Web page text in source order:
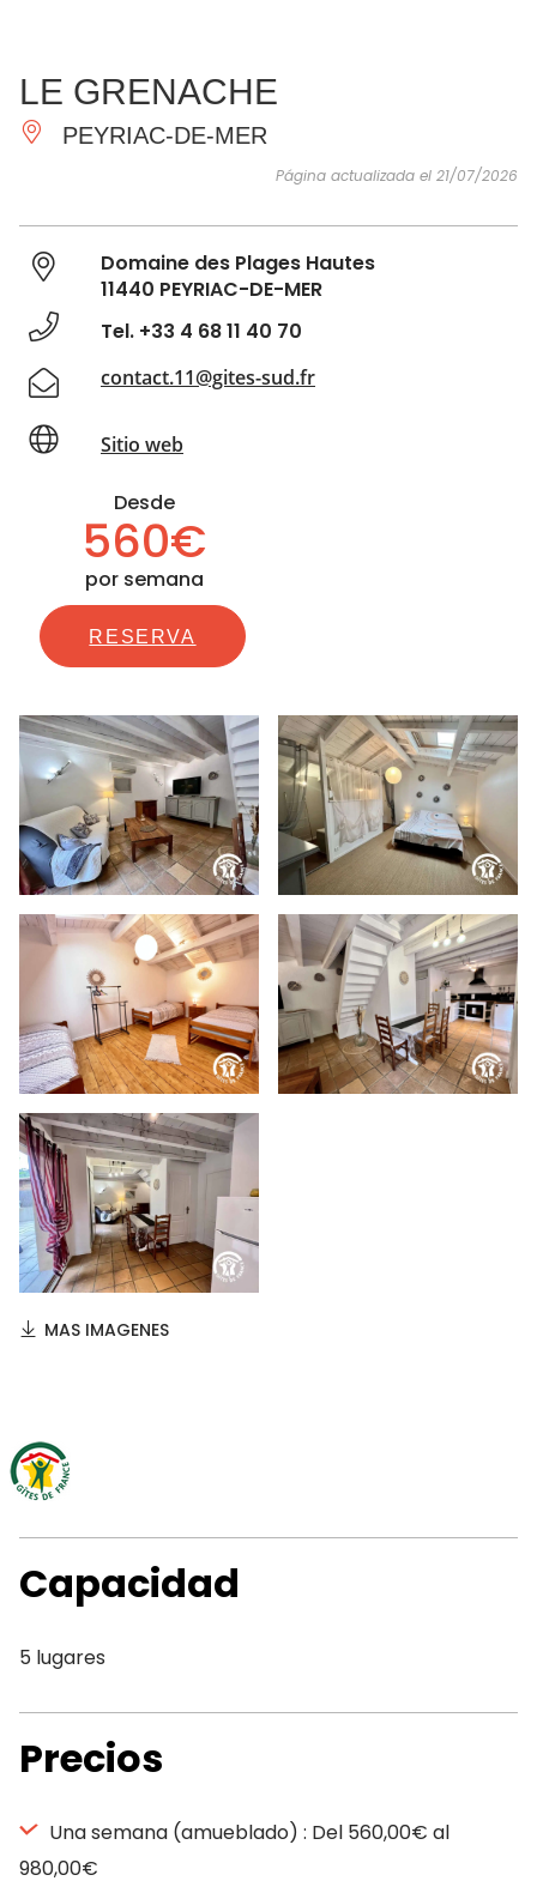
IMPRESCINDIBLES
HACER
LE GRENACHE
PEYRIAC-DE-MER
Página actualizada el 21/07/2026
Domaine des Plages Hautes
11440 PEYRIAC-DE-MER
Tel. +33 4 68 11 40 70
contact.11@gites-sud.fr
Sitio web
Desde
560€
por semana
RESERVA
MAS IMAGENES
Capacidad
5 lugares
Precios
Una semana (amueblado) : Del 560,00€ al
980,00€